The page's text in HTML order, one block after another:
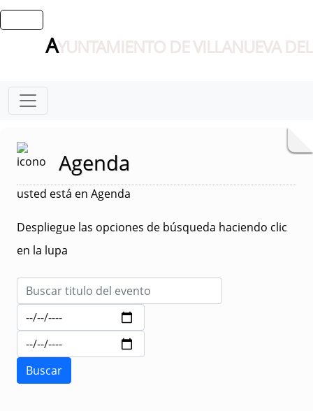
AYUNTAMIENTO DE VILLANUEVA
Agenda
usted está en Agenda
Despliegue las opciones de búsqueda haciendo clic
en la lupa